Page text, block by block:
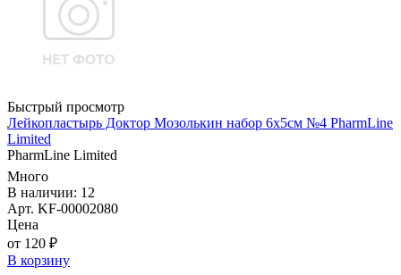
Быстрый просмотр
Лейкопластырь Доктор Мозолькин набор 6х5см №4 PharmLine
Limited
PharmLine Limited
Много
В наличии: 12
Арт. KF-00002080
Цена
от 120 ₽
В корзину